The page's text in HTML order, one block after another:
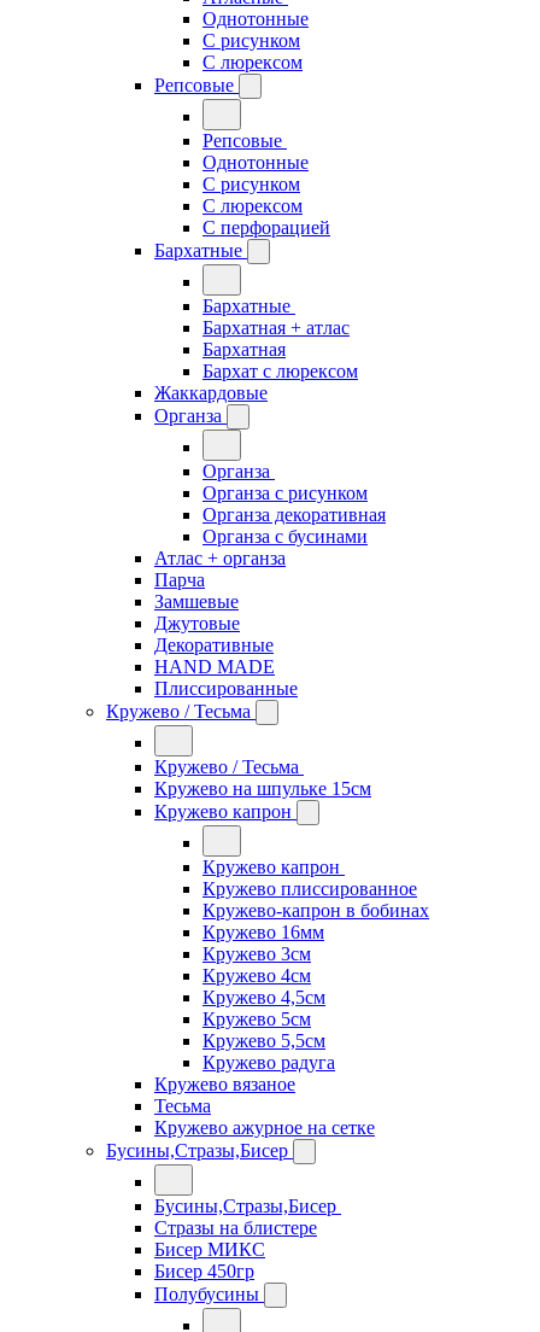
Однотонные
С рисунком
С люрексом
Репсовые
Репсовые
Однотонные
С рисунком
С люрексом
С перфорацией
Бархатные
Бархатные
Бархатная + атлас
Бархатная
Бархат с люрексом
Жаккардовые
Органза
Органза
Органза с рисунком
Органза декоративная
Органза с бусинами
Атлас + органза
Парча
Замшевые
Джутовые
Декоративные
HAND MADE
Плиссированные
Кружево / Тесьма
Кружево / Тесьма
Кружево на шпульке 15см
Кружево капрон
Кружево капрон
Кружево плиссированное
Кружево-капрон в бобинах
Кружево 16мм
Кружево 3см
Кружево 4см
Кружево 4,5см
Кружево 5см
Кружево 5,5см
Кружево радуга
Кружево вязаное
Тесьма
Кружево ажурное на сетке
Бусины,Стразы,Бисер
Бусины,Стразы,Бисер
Стразы на блистере
Бисер МИКС
Бисер 450гр
Полубусины